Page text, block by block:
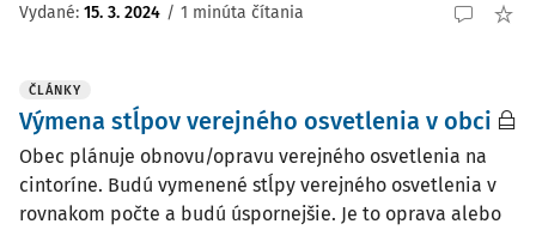
Vydané: 15. 3. 2024 / 1 minúta čítania
ČLÁNKY
Výmena stĺpov verejného osvetlenia v obci
Obec plánuje obnovu/opravu verejného osvetlenia na
cintoríne. Budú vymenené stĺpy verejného osvetlenia v
rovnakom počte a budú úspornejšie. Je to oprava alebo